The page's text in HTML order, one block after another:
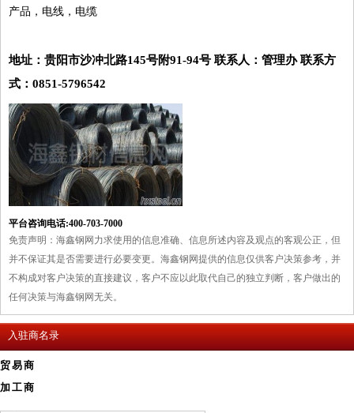
产品，电线，电缆
地址：贵阳市沙冲北路145号附91-94号 联系人：管理办 联系方
式：0851-5796542
平台咨询电话:400-703-7000
免责声明：海鑫钢网力求使用的信息准确、信息所述内容及观点的客观公正，但
并不保证其是否需要进行必要变更。海鑫钢网提供的信息仅供客户决策参考，并
不构成对客户决策的直接建议，客户不应以此取代自己的独立判断，客户做出的
任何决策与海鑫钢网无关。
入驻商名录
贸易商
加工商